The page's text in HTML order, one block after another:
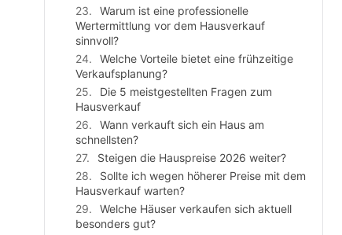
Warum ist eine professionelle
Wertermittlung vor dem Hausverkauf
sinnvoll?
Welche Vorteile bietet eine frühzeitige
Verkaufsplanung?
Die 5 meistgestellten Fragen zum
Hausverkauf
Wann verkauft sich ein Haus am
schnellsten?
Steigen die Hauspreise 2026 weiter?
Sollte ich wegen höherer Preise mit dem
Hausverkauf warten?
Welche Häuser verkaufen sich aktuell
besonders gut?